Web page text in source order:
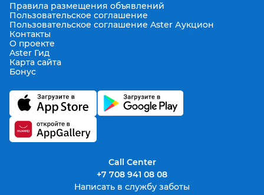
Правила размещения объявлений
Пользовательское соглашение
Пользовательское соглашение Aster Аукцион
Контакты
О проекте
Aster Гид
Карта сайта
Бонус
Call Center
+7 708 941 08 08
Написать в службу заботы